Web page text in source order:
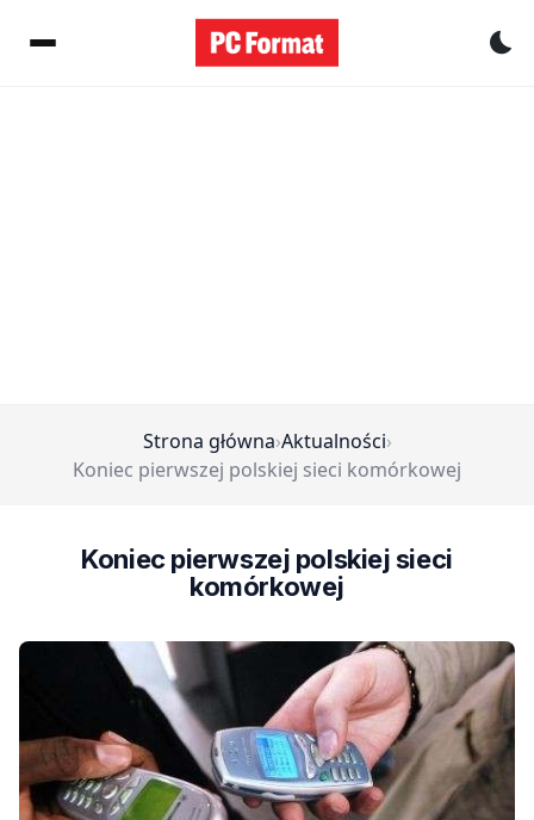
Strona główna›Aktualności›
Koniec pierwszej polskiej sieci komórkowej
Koniec pierwszej polskiej sieci
komórkowej